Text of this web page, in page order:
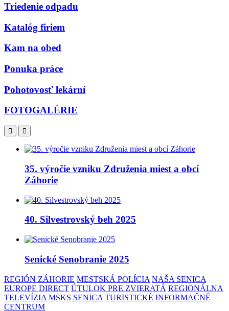
Triedenie odpadu
Katalóg firiem
Kam na obed
Ponuka práce
Pohotovosť lekární
FOTOGALÉRIE
35. výročie vzniku Združenia miest a obcí
Záhorie
40. Silvestrovský beh 2025
Senické Senobranie 2025
REGIÓN ZÁHORIE MESTSKÁ POLÍCIA NAŠA SENICA
EUROPE DIRECT ÚTULOK PRE ZVIERATÁ REGIONÁLNA
TELEVÍZIA MSKS SENICA TURISTICKÉ INFORMAČNÉ
CENTRUM